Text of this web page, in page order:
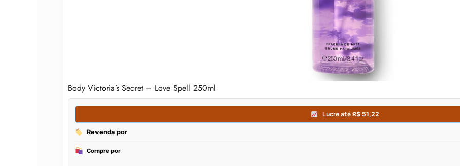
Body Victoria’s Secret – Love Spell 250ml